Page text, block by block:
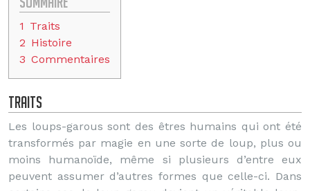
1 Traits
2 Histoire
3 Commentaires
Traits
Les loups-garous sont des êtres humains qui ont été
transformés par magie en une sorte de loup, plus ou
moins humanoïde, même si plusieurs d’entre eux
peuvent assumer d’autres formes que celle-ci. Dans